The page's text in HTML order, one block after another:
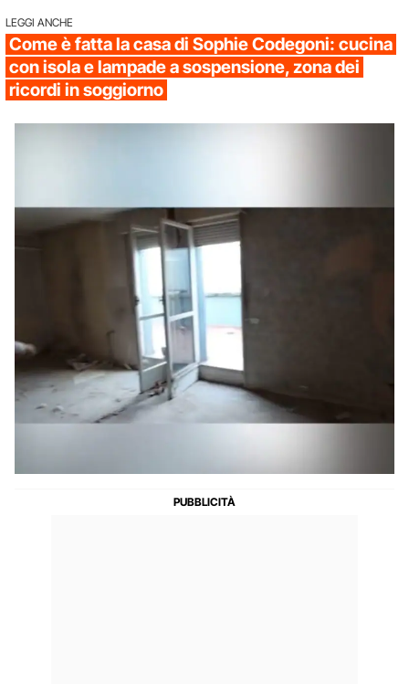
LEGGI ANCHE
Come è fatta la casa di Sophie Codegoni: cucina
con isola e lampade a sospensione, zona dei
ricordi in soggiorno